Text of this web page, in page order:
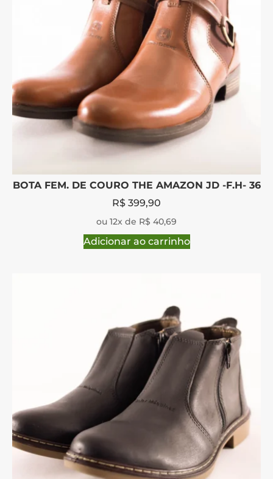
BOTA FEM. DE COURO THE AMAZON JD -F.H- 36
R$ 399,90
ou 12x de R$ 40,69
Adicionar ao carrinho